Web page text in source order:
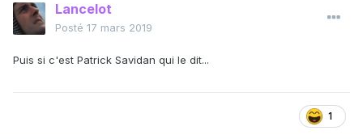
Lancelot
Posté 17 mars 2019
Puis si c'est Patrick Savidan qui le dit...
1